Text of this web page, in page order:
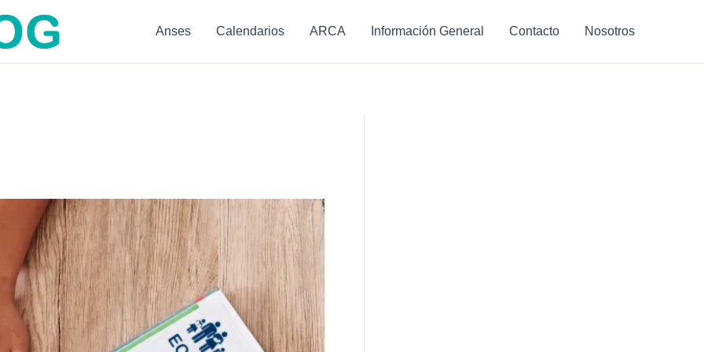
Anses Calendarios ARCA Información General Contacto Nosotros